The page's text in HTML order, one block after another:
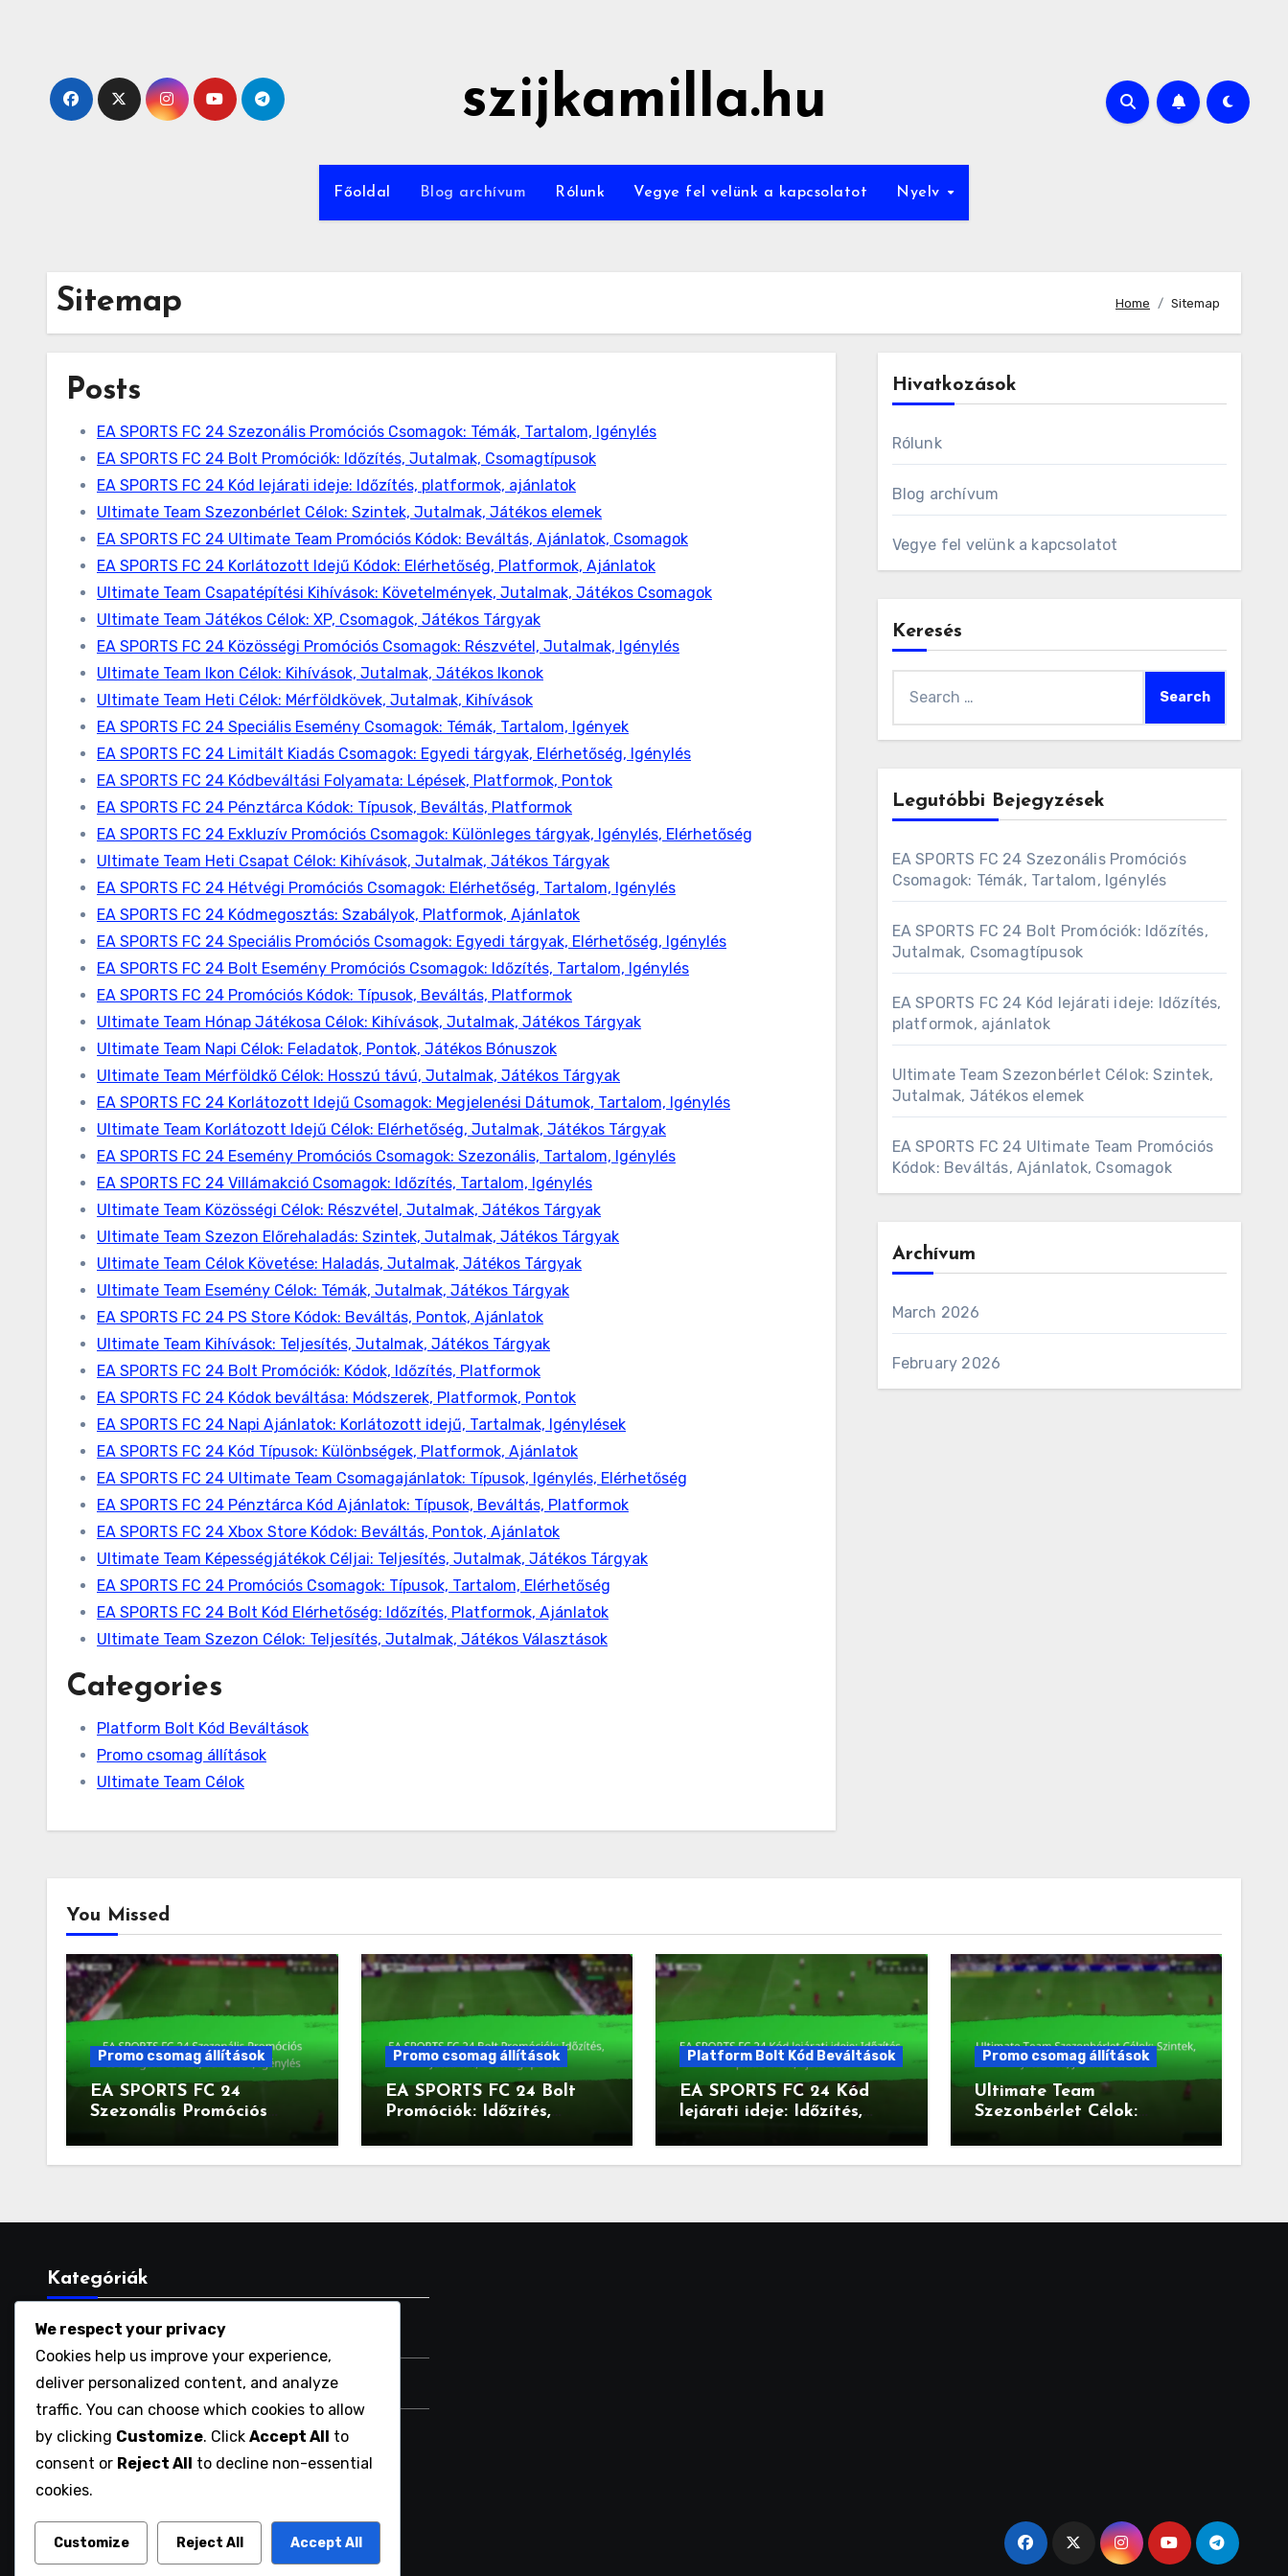
szijkamilla.hu
Főoldal Blog archívum Rólunk Vegye fel velünk a kapcsolatot Nyelv
Sitemap Home Sitemap
Posts
EA SPORTS FC 24 Szezonális Promóciós Csomagok: Témák, Tartalom, Igénylés
EA SPORTS FC 24 Bolt Promóciók: Időzítés, Jutalmak, Csomagtípusok
EA SPORTS FC 24 Kód lejárati ideje: Időzítés, platformok, ajánlatok
Ultimate Team Szezonbérlet Célok: Szintek, Jutalmak, Játékos elemek
EA SPORTS FC 24 Ultimate Team Promóciós Kódok: Beváltás, Ajánlatok, Csomagok
EA SPORTS FC 24 Korlátozott Idejű Kódok: Elérhetőség, Platformok, Ajánlatok
Ultimate Team Csapatépítési Kihívások: Követelmények, Jutalmak, Játékos Csomagok
Ultimate Team Játékos Célok: XP, Csomagok, Játékos Tárgyak
EA SPORTS FC 24 Közösségi Promóciós Csomagok: Részvétel, Jutalmak, Igénylés
Ultimate Team Ikon Célok: Kihívások, Jutalmak, Játékos Ikonok
Ultimate Team Heti Célok: Mérföldkövek, Jutalmak, Kihívások
EA SPORTS FC 24 Speciális Esemény Csomagok: Témák, Tartalom, Igények
EA SPORTS FC 24 Limitált Kiadás Csomagok: Egyedi tárgyak, Elérhetőség, Igénylés
EA SPORTS FC 24 Kódbeváltási Folyamata: Lépések, Platformok, Pontok
EA SPORTS FC 24 Pénztárca Kódok: Típusok, Beváltás, Platformok
EA SPORTS FC 24 Exkluzív Promóciós Csomagok: Különleges tárgyak, Igénylés, Elérhetőség
Ultimate Team Heti Csapat Célok: Kihívások, Jutalmak, Játékos Tárgyak
EA SPORTS FC 24 Hétvégi Promóciós Csomagok: Elérhetőség, Tartalom, Igénylés
EA SPORTS FC 24 Kódmegosztás: Szabályok, Platformok, Ajánlatok
EA SPORTS FC 24 Speciális Promóciós Csomagok: Egyedi tárgyak, Elérhetőség, Igénylés
EA SPORTS FC 24 Bolt Esemény Promóciós Csomagok: Időzítés, Tartalom, Igénylés
EA SPORTS FC 24 Promóciós Kódok: Típusok, Beváltás, Platformok
Ultimate Team Hónap Játékosa Célok: Kihívások, Jutalmak, Játékos Tárgyak
Ultimate Team Napi Célok: Feladatok, Pontok, Játékos Bónuszok
Ultimate Team Mérföldkő Célok: Hosszú távú, Jutalmak, Játékos Tárgyak
EA SPORTS FC 24 Korlátozott Idejű Csomagok: Megjelenési Dátumok, Tartalom, Igénylés
Ultimate Team Korlátozott Idejű Célok: Elérhetőség, Jutalmak, Játékos Tárgyak
EA SPORTS FC 24 Esemény Promóciós Csomagok: Szezonális, Tartalom, Igénylés
EA SPORTS FC 24 Villámakció Csomagok: Időzítés, Tartalom, Igénylés
Ultimate Team Közösségi Célok: Részvétel, Jutalmak, Játékos Tárgyak
Ultimate Team Szezon Előrehaladás: Szintek, Jutalmak, Játékos Tárgyak
Ultimate Team Célok Követése: Haladás, Jutalmak, Játékos Tárgyak
Ultimate Team Esemény Célok: Témák, Jutalmak, Játékos Tárgyak
EA SPORTS FC 24 PS Store Kódok: Beváltás, Pontok, Ajánlatok
Ultimate Team Kihívások: Teljesítés, Jutalmak, Játékos Tárgyak
EA SPORTS FC 24 Bolt Promóciók: Kódok, Időzítés, Platformok
EA SPORTS FC 24 Kódok beváltása: Módszerek, Platformok, Pontok
EA SPORTS FC 24 Napi Ajánlatok: Korlátozott idejű, Tartalmak, Igénylések
EA SPORTS FC 24 Kód Típusok: Különbségek, Platformok, Ajánlatok
EA SPORTS FC 24 Ultimate Team Csomagajánlatok: Típusok, Igénylés, Elérhetőség
EA SPORTS FC 24 Pénztárca Kód Ajánlatok: Típusok, Beváltás, Platformok
EA SPORTS FC 24 Xbox Store Kódok: Beváltás, Pontok, Ajánlatok
Ultimate Team Képességjátékok Céljai: Teljesítés, Jutalmak, Játékos Tárgyak
EA SPORTS FC 24 Promóciós Csomagok: Típusok, Tartalom, Elérhetőség
EA SPORTS FC 24 Bolt Kód Elérhetőség: Időzítés, Platformok, Ajánlatok
Ultimate Team Szezon Célok: Teljesítés, Jutalmak, Játékos Választások
Categories
Platform Bolt Kód Beváltások
Promo csomag állítások
Ultimate Team Célok
Hivatkozások
Rólunk
Blog archívum
Vegye fel velünk a kapcsolatot
Keresés
for:
Legutóbbi Bejegyzések
EA SPORTS FC 24 Szezonális Promóciós
Csomagok: Témák, Tartalom, Igénylés
EA SPORTS FC 24 Bolt Promóciók: Időzítés,
Jutalmak, Csomagtípusok
EA SPORTS FC 24 Kód lejárati ideje: Időzítés,
platformok, ajánlatok
Ultimate Team Szezonbérlet Célok: Szintek,
Jutalmak, Játékos elemek
EA SPORTS FC 24 Ultimate Team Promóciós
Kódok: Beváltás, Ajánlatok, Csomagok
Archívum
March 2026
February 2026
You Missed
Promo csomag állítások
EA SPORTS FC 24
Szezonális Promóciós
Tartalom, Igénylés
Promo csomag állítások
EA SPORTS FC 24 Bolt
Promóciók: Időzítés,
Platform Bolt Kód Beváltások
EA SPORTS FC 24 Kód
lejárati ideje: Időzítés,
Promo csomag állítások
Ultimate Team
Szezonbérlet Célok:
elemek
Kategóriák
Platform Bolt Kód Beváltások
Promo csomag állítások
Ultimate Team Célok
szijkamilla.hu
We respect your privacy
Cookies help us improve your experience,
deliver personalized content, and analyze
traffic. You can choose which cookies to allow
by clicking Customize. Click Accept All
to
consent or Reject All
to decline non-essential
cookies.
Customize Reject All Accept All